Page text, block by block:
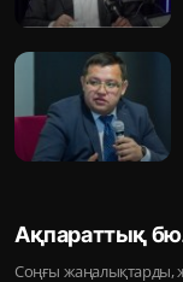
Ақпараттық
Соңғы жаңалықтарды,